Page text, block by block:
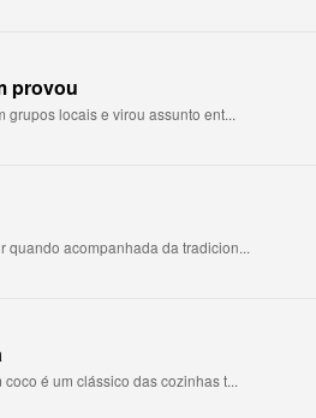
provou
locais e virou assunto ent...
quando acompanhada da tradicion...
é um clássico das cozinhas t...